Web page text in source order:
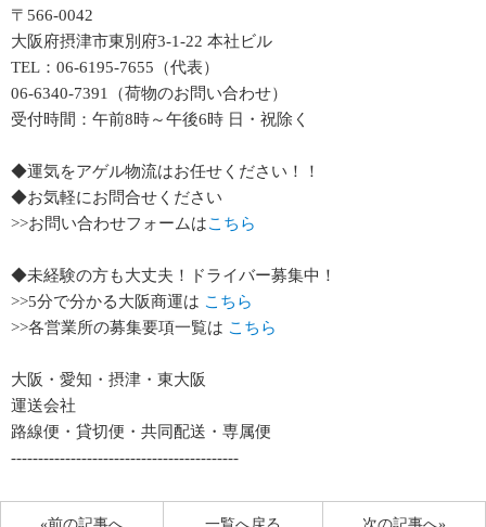
〒566-0042
大阪府摂津市東別府3-1-22 本社ビル
TEL：06-6195-7655（代表）
06-6340-7391（荷物のお問い合わせ）
受付時間：午前8時～午後6時 日・祝除く
◆運気をアゲル物流はお任せください！！
◆お気軽にお問合せください
>>お問い合わせフォームはこちら
◆未経験の方も大丈夫！ドライバー募集中！
>>5分で分かる大阪商運は こちら
>>各営業所の募集要項一覧は こちら
大阪・愛知・摂津・東大阪
運送会社
路線便・貸切便・共同配送・専属便
------------------------------------------